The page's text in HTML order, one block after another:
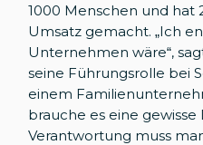
1000 Menschen und hat
Umsatz gemacht. „Ich
Unternehmen wäre“,
seine Führungsrolle bei
einem
brauche es eine gewisse
Verantwortung muss